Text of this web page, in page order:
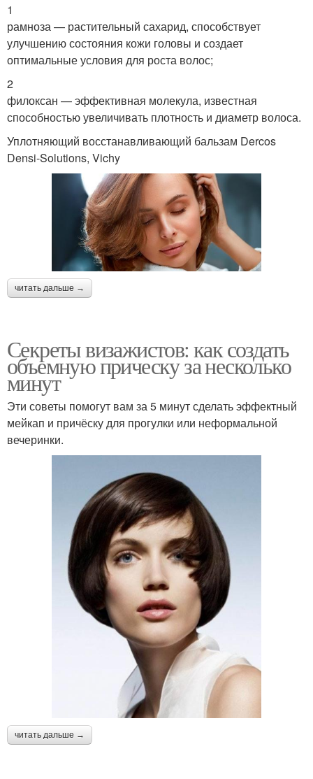
1
рамноза — растительный сахарид, способствует
улучшению состояния кожи головы и создает
оптимальные условия для роста волос;
2
филоксан — эффективная молекула, известная
способностью увеличивать плотность и диаметр волоса.
Уплотняющий восстанавливающий бальзам Dercos
Densi-Solutions, Vichy
читать дальше →
Секреты визажистов: как создать
объемную прическу за несколько
минут
Эти советы помогут вам за 5 минут сделать эффектный
мейкап и причёску для прогулки или неформальной
вечеринки.
читать дальше →